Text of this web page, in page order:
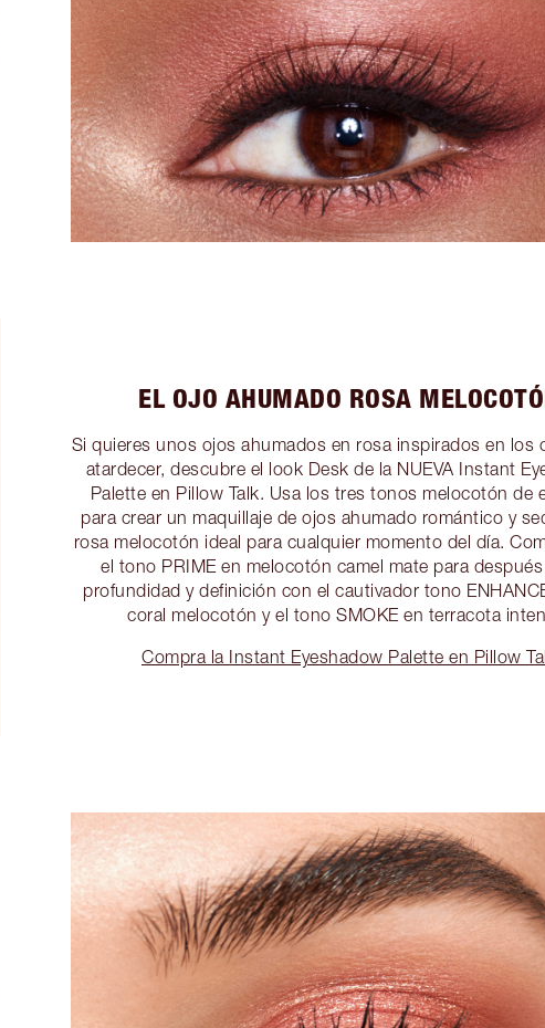
EL OJO AHUMADO ROSA
Si quieres unos ojos ahumados en rosa inspirados en los
atardecer, descubre el look Desk de la NUEVA Instant
Palette en Pillow Talk. Usa los tres tonos melocotón de
para crear un maquillaje de ojos ahumado romántico y
rosa melocotón ideal para cualquier momento del día.
el tono PRIME en melocotón camel mate para
profundidad y definición con el cautivador tono
coral melocotón y el tono SMOKE en terracota
Compra la Instant Eyeshadow Palette en Pillow